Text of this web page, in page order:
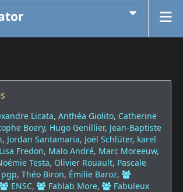
Licata, Anthéa Giolito, Catherine
Boery, Hugo Genillier, Jean-Baptiste
, Jordan Santamaria, Joël Schlüter, karel
Lisa Fredon, Malo André, Marc Moreeuw,
Testa, Olivier Rouault, Pascale
, Théo Biron, Émilie Baroz,
ENSC, Fablab More,
Fabuleux